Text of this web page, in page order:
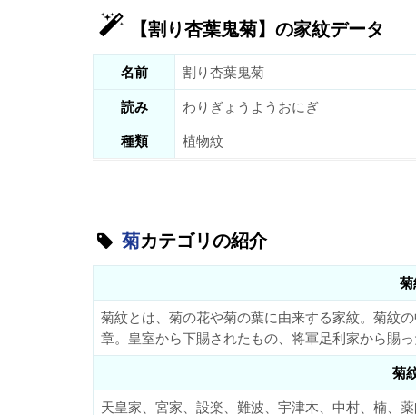
【割り杏葉鬼菊】の家紋データ
名前
割り杏葉鬼菊
読み
わりぎょうようおにぎ
種類
植物紋
菊カテゴリの紹介
菊紋とは、菊の花や菊の葉に由来する家紋。菊紋
章。皇室から下賜されたもの、将軍足利家から賜
菊
天皇家、宮家、設楽、難波、宇津木、中村、楠、